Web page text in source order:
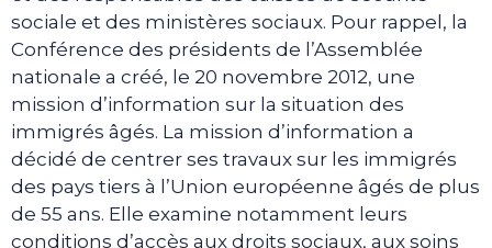
sociale et des ministères sociaux. Pour rappel, la
Conférence des présidents de l’Assemblée
nationale a créé, le 20 novembre 2012, une
mission d’information sur la situation des
immigrés âgés. La mission d’information a
décidé de centrer ses travaux sur les immigrés
des pays tiers à l’Union européenne âgés de plus
de 55 ans. Elle examine notamment leurs
conditions d’accès aux droits sociaux, aux soins